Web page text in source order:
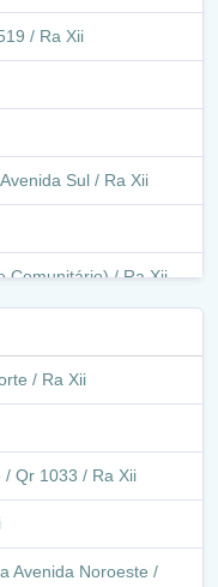
/ Ra Xii
Sul / Ra Xii
Comunitário) / Ra Xii
Sul / Ra Xii
Sul / Ra Xii
Sul / Ra Xii
/ Ra Xii
/ Qr 1033 / Ra Xii
Avenida Noroeste /